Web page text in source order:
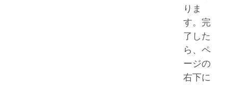
りま
す。完
了した
ら、ペ
ージの
右下に